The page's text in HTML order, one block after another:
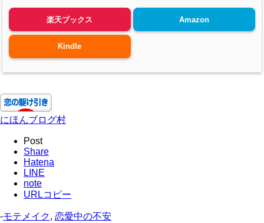
楽天ブックス Amazon
Kindle
にほんブログ村
Post
Share
Hatena
LINE
note
URLコピー
-モテメイク, 恋愛中の不安